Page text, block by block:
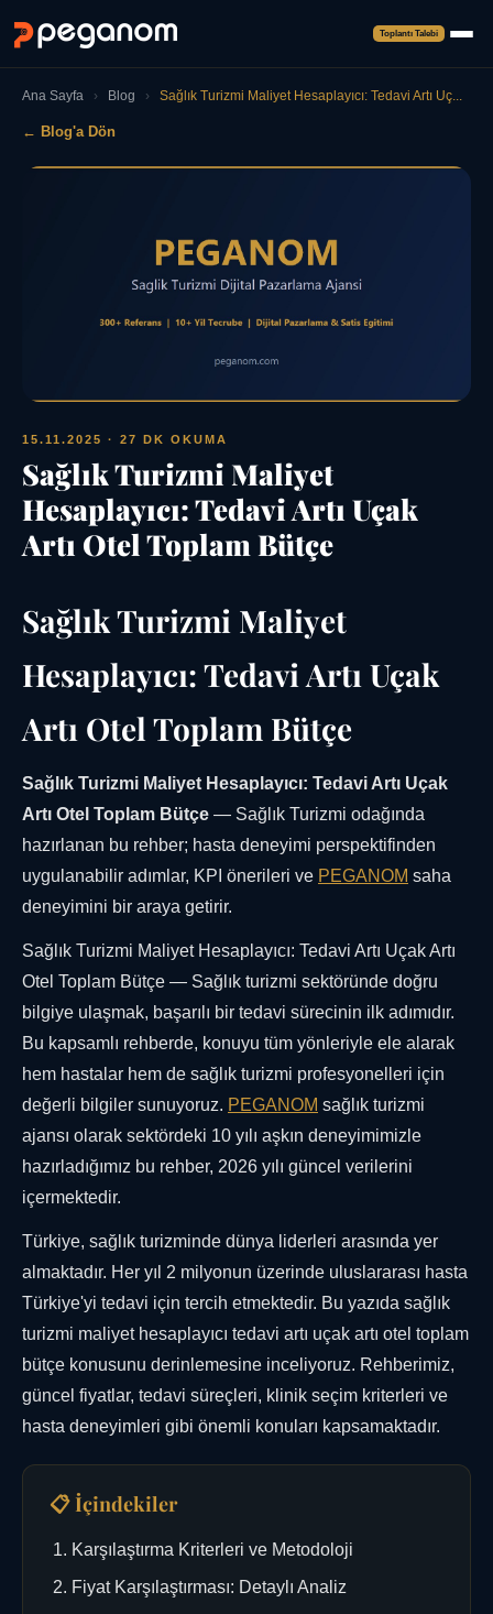
Toplantı Talebi
Ana Sayfa › Blog › Sağlık Turizmi Maliyet Hesaplayıcı: Tedavi Artı Uç...
← Blog'a Dön
15.11.2025 · 27 DK OKUMA
Sağlık Turizmi Maliyet
Hesaplayıcı: Tedavi Artı Uçak
Artı Otel Toplam Bütçe
Sağlık Turizmi Maliyet
Hesaplayıcı: Tedavi Artı Uçak
Artı Otel Toplam Bütçe
Sağlık Turizmi Maliyet Hesaplayıcı: Tedavi Artı Uçak
Artı Otel Toplam Bütçe — Sağlık Turizmi odağında
hazırlanan bu rehber; hasta deneyimi perspektifinden
uygulanabilir adımlar, KPI önerileri ve PEGANOM saha
deneyimini bir araya getirir.
Sağlık Turizmi Maliyet Hesaplayıcı: Tedavi Artı Uçak Artı
Otel Toplam Bütçe — Sağlık turizmi sektöründe doğru
bilgiye ulaşmak, başarılı bir tedavi sürecinin ilk adımıdır.
Bu kapsamlı rehberde, konuyu tüm yönleriyle ele alarak
hem hastalar hem de sağlık turizmi profesyonelleri için
değerli bilgiler sunuyoruz. PEGANOM sağlık turizmi
ajansı olarak sektördeki 10 yılı aşkın deneyimimizle
hazırladığımız bu rehber, 2026 yılı güncel verilerini
içermektedir.
Türkiye, sağlık turizminde dünya liderleri arasında yer
almaktadır. Her yıl 2 milyonun üzerinde uluslararası hasta
Türkiye'yi tedavi için tercih etmektedir. Bu yazıda sağlık
turizmi maliyet hesaplayıcı tedavi artı uçak artı otel toplam
bütçe konusunu derinlemesine inceliyoruz. Rehberimiz,
güncel fiyatlar, tedavi süreçleri, klinik seçim kriterleri ve
hasta deneyimleri gibi önemli konuları kapsamaktadır.
📋 İçindekiler
Karşılaştırma Kriterleri ve Metodoloji
Fiyat Karşılaştırması: Detaylı Analiz